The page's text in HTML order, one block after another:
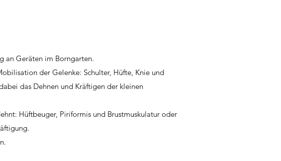
an Geräten im Borngarten.
der Gelenke: Schulter, Hüfte, Knie und
das Dehnen und Kräftigen der kleinen
Hüftbeuger, Piriformis und Brustmuskulatur oder